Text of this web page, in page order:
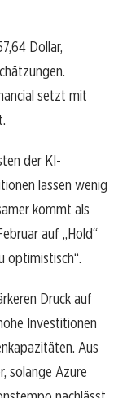
Dollar,
setzt mit
der KI-
lassen wenig
kommt als
auf „Hold“
optimistisch“.
Druck auf
Investitionen
Aus
solange Azure